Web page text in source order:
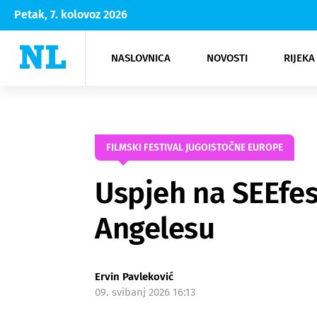
Petak, 7. kolovoz 2026
NASLOVNICA NOVOSTI
Rijeka Opatija
NK
Moda
Kultura
FILMSKI FESTIVAL JUGOISTOČNE EUROPE
Uspjeh na
Angelesu
Ervin Pavleković
09. svibanj 2026 16:13